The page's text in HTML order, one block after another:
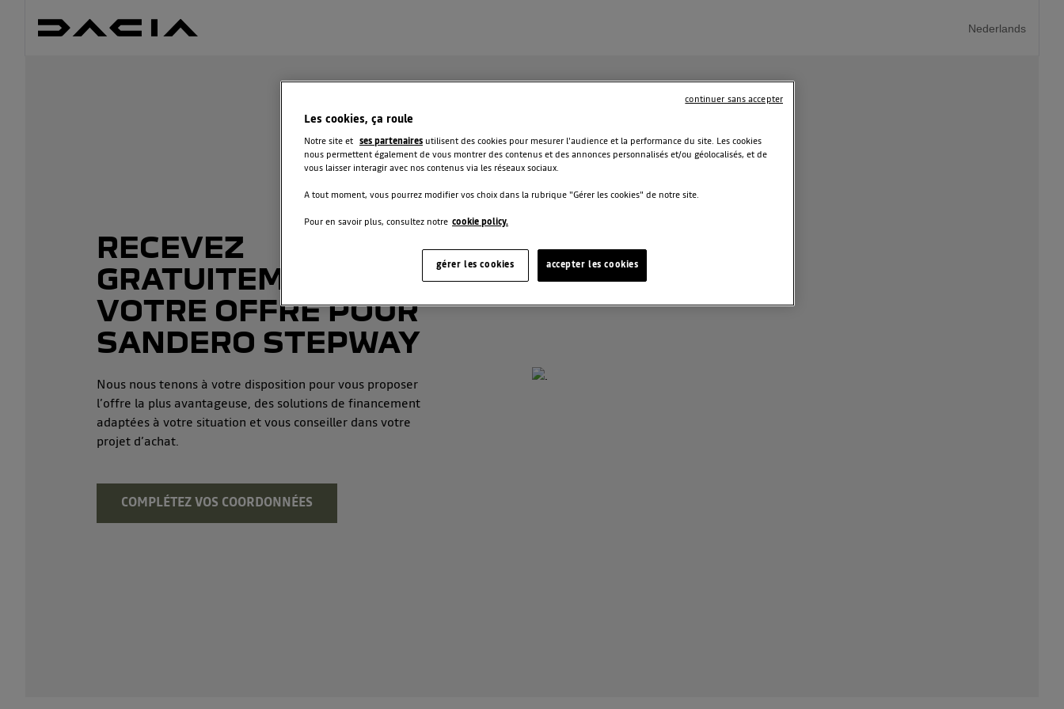
Nederlands
RECEVEZ
GRATUITEMENT
VOTRE OFFRE POUR
SANDERO STEPWAY
Nous nous tenons à votre disposition pour vous proposer
l’offre la plus avantageuse, des solutions de financement
adaptées à votre situation et vous conseiller dans votre
projet d’achat.
COMPLÉTEZ VOS COORDONNÉES
Les cookies, ça roule
Notre site et ses partenaires utilisent des cookies pour mesurer l'audience et la performance du site. Les cookies
nous permettent également de vous montrer des contenus et des annonces personnalisés et/ou géolocalisés, et de
vous laisser interagir avec nos contenus via les réseaux sociaux.
A tout moment, vous pourrez modifier vos choix dans la rubrique "Gérer les cookies" de notre site.
Pour en savoir plus, consultez notre cookie policy.
accepter les cookies
gérer les cookies
continuer sans accepter